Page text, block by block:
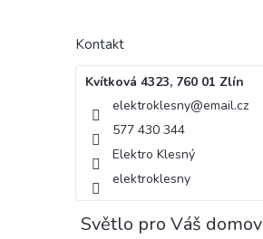
Kontakt
Kvítková 4323, 760 01 Zlín
elektroklesny@email.cz
577 430 344
Elektro Klesný
elektroklesny
Světlo pro Váš domov